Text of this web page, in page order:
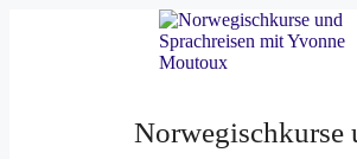
Norwegischkurse